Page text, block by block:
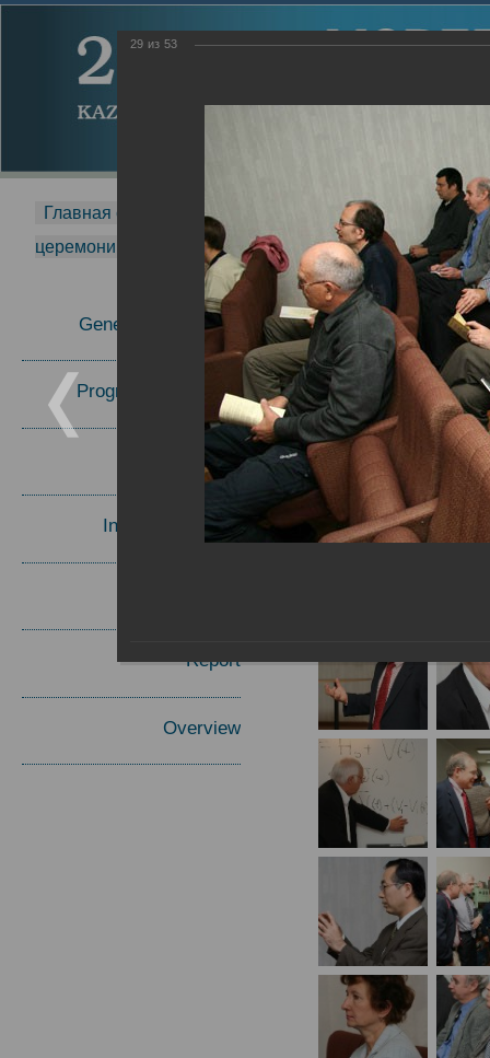
Главная страница - - Международная
церемонии вручения премии Zavoisky Award - 2006 г.
General Information
Program Committee
Topics
Invited Speakers
Report
Overview
Report
2006 г.
29 из 53